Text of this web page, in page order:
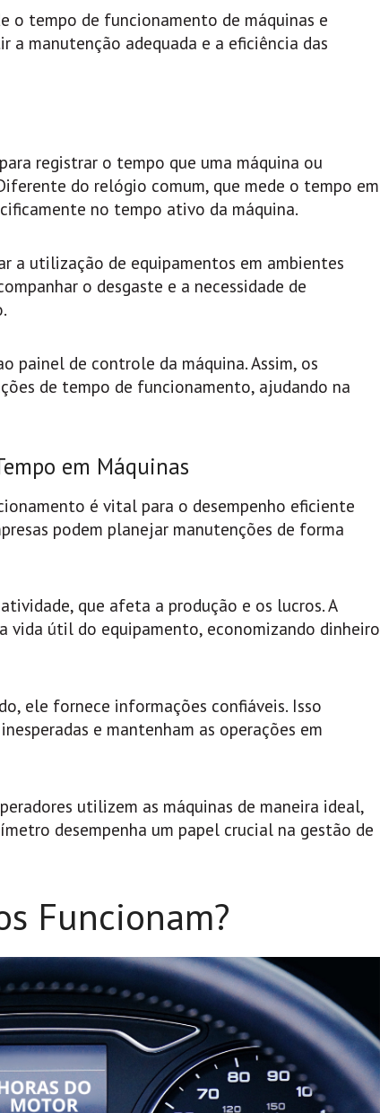
o tempo de funcionamento de máquinas e
a manutenção adequada e a eficiência das
registrar o tempo que uma máquina ou
do relógio comum, que mede o tempo em
no tempo ativo da máquina.
a utilização de equipamentos em ambientes
o desgaste e a necessidade de
painel de controle da máquina. Assim, os
de tempo de funcionamento, ajudando na
em Máquinas
é vital para o desempenho eficiente
podem planejar manutenções de forma
que afeta a produção e os lucros. A
vida útil do equipamento, economizando dinheiro
ele fornece informações confiáveis. Isso
e mantenham as operações em
utilizem as máquinas de maneira ideal,
desempenha um papel crucial na gestão de
Funcionam?